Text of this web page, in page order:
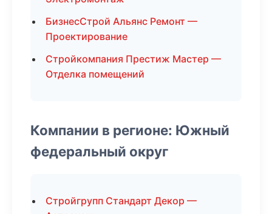
БизнесСтрой Альянс Ремонт —
Проектирование
Стройкомпания Престиж Мастер —
Отделка помещений
Компании в регионе: Южный
федеральный округ
Стройгрупп Стандарт Декор —